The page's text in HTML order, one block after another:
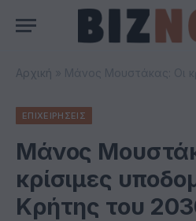
Αρχική
ΕΠΙΧΕΙΡΗΣΕΙΣ
Μάνος
κρίσιμες
Κρήτης του